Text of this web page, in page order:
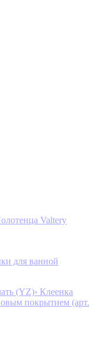
Valtery
для ванной
(YZ)› Клеенка
покрытием (арт.